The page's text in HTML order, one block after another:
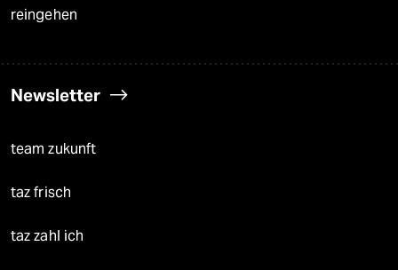
reingehen
Newsletter
team zukunft
taz frisch
taz zahl ich